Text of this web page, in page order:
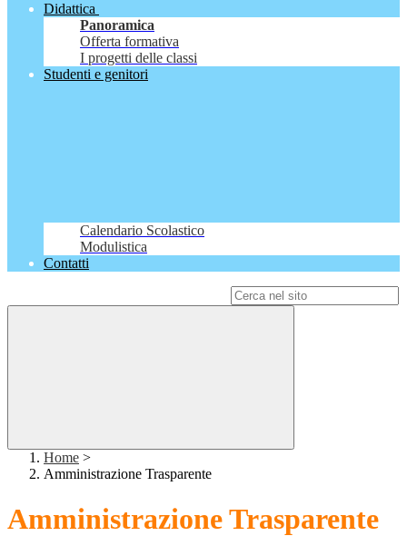
Didattica
Panoramica
Offerta formativa
I progetti delle classi
Studenti e genitori
Calendario Scolastico
Modulistica
Contatti
Home >
Amministrazione Trasparente
Amministrazione Trasparente